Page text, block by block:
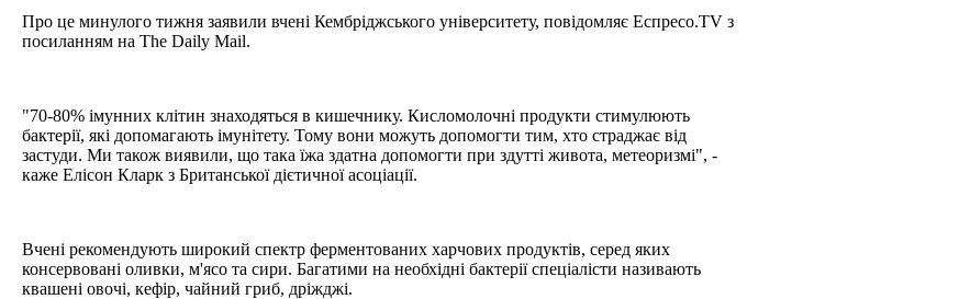
Про це минулого тижня заявили вчені Кембріджського університету, повідомляє Еспресо.TV з
посиланням на The Daily Mail.
"70-80% імунних клітин знаходяться в кишечнику. Кисломолочні продукти стимулюють
бактерії, які допомагають імунітету. Тому вони можуть допомогти тим, хто страджає від
застуди. Ми також виявили, що така їжа здатна допомогти при здутті живота, метеоризмі", -
каже Елісон Кларк з Британської дієтичної асоціації.
Вчені рекомендують широкий спектр ферментованих харчових продуктів, серед яких
консервовані оливки, м'ясо та сири. Багатими на необхідні бактерії спеціалісти називають
квашені овочі, кефір, чайний гриб, дріжджі.